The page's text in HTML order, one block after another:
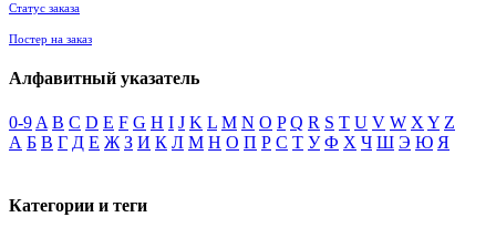
Статус заказа
Постер на заказ
Алфавитный указатель
0-9 A B C D E F G H I J K L M N O P Q R S T U V W X Y Z
А Б В Г Д Е Ж З И К Л М Н О П Р С Т У Ф Х Ч Ш Э Ю Я
Категории и теги